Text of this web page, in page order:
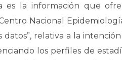
es la información que
Nacional
datos”, relativa a la
los perfiles de